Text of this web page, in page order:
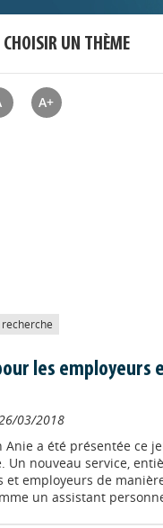
CHOISIR UN THÈME
A+
les employeurs
03/2018
Anie a été présentée ce
Un nouveau service,
employeurs de
un assistant